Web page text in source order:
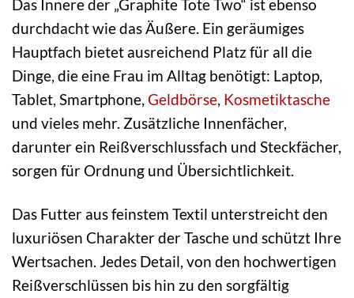
Das Innere der „Graphite Tote Two“ ist ebenso
durchdacht wie das Äußere. Ein geräumiges
Hauptfach bietet ausreichend Platz für all die
Dinge, die eine Frau im Alltag benötigt: Laptop,
Tablet, Smartphone, Geldbörse, Kosmetiktasche
und vieles mehr. Zusätzliche Innenfächer,
darunter ein Reißverschlussfach und Steckfächer,
sorgen für Ordnung und Übersichtlichkeit.
Das Futter aus feinstem Textil unterstreicht den
luxuriösen Charakter der Tasche und schützt Ihre
Wertsachen. Jedes Detail, von den hochwertigen
Reißverschlüssen bis hin zu den sorgfältig